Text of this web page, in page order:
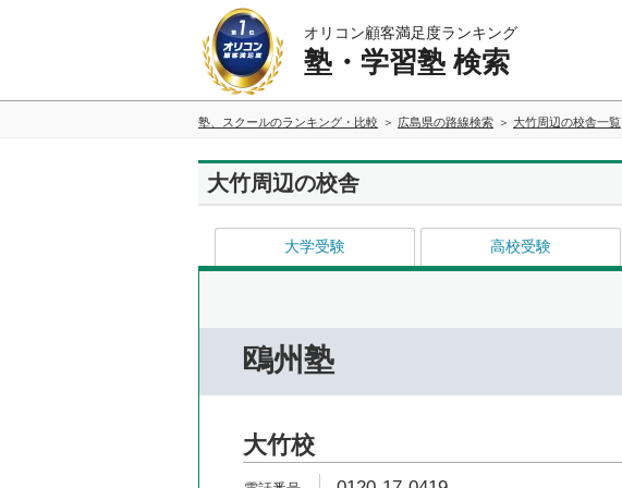
オリコン顧客満足度ランキング
塾・学習塾 検索
塾、スクールのランキング・比較 広島県の路線検索 大竹周辺の校舎一覧
大竹周辺の校舎
大学受験 高校受験
鴎州塾
大竹校